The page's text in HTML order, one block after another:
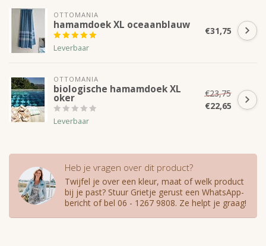
OTTOMANIA
hamamdoek XL oceaanblauw
Leverbaar
€31,75
OTTOMANIA
biologische hamamdoek XL
oker
Leverbaar
€23,75
€22,65
Heb je vragen over dit product?
Twijfel je over een kleur, maat of welk product
bij je past? Stuur Grietje gerust een WhatsApp-
bericht of bel 06 - 1267 9808. Ze helpt je graag!